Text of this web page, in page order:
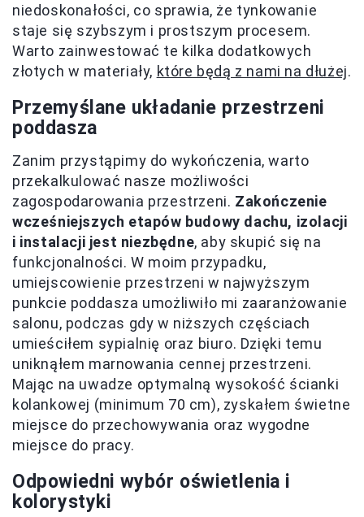
niedoskonałości, co sprawia, że tynkowanie
staje się szybszym i prostszym procesem.
Warto zainwestować te kilka dodatkowych
złotych w materiały, które będą z nami na dłużej.
Przemyślane układanie przestrzeni
poddasza
Zanim przystąpimy do wykończenia, warto
przekalkulować nasze możliwości
zagospodarowania przestrzeni. Zakończenie
wcześniejszych etapów budowy dachu, izolacji
i instalacji jest niezbędne, aby skupić się na
funkcjonalności. W moim przypadku,
umiejscowienie przestrzeni w najwyższym
punkcie poddasza umożliwiło mi zaaranżowanie
salonu, podczas gdy w niższych częściach
umieściłem sypialnię oraz biuro. Dzięki temu
uniknąłem marnowania cennej przestrzeni.
Mając na uwadze optymalną wysokość ścianki
kolankowej (minimum 70 cm), zyskałem świetne
miejsce do przechowywania oraz wygodne
miejsce do pracy.
Odpowiedni wybór oświetlenia i
kolorystyki